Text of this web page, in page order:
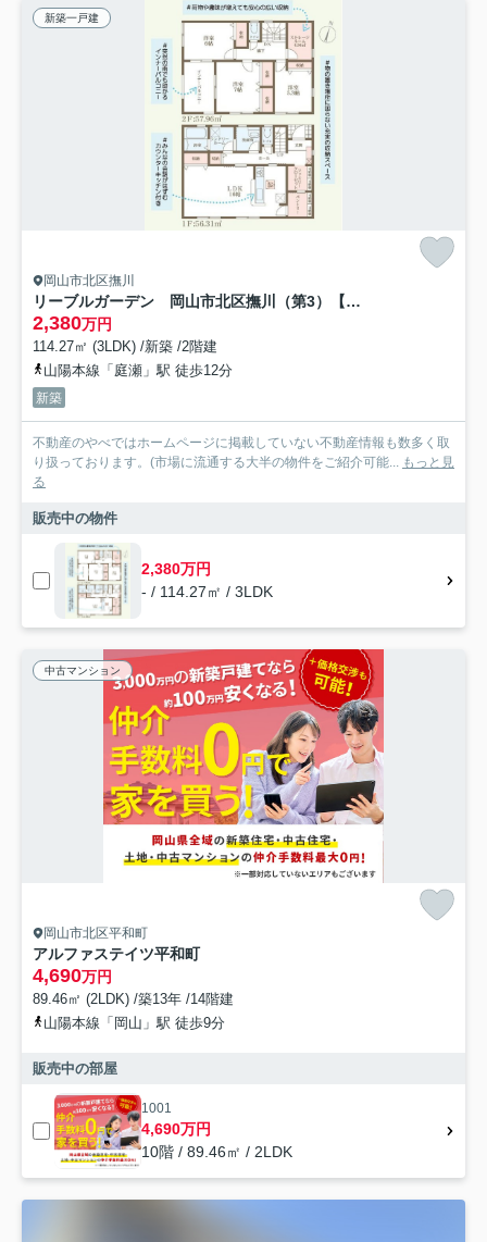
新築一戸建
岡山市北区撫川
リーブルガーデン 岡山市北区撫川（第3）【仲介手数料無料】
2,380万円
114.27㎡ (3LDK) /新築 /2階建
山陽本線「庭瀬」駅 徒歩12分
新築
不動産のやべではホームページに掲載していない不動産情報も数多く取
り扱っております。(市場に流通する大半の物件をご紹介可能... もっと見
る
販売中の物件
2,380万円
- / 114.27㎡ / 3LDK
中古マンション
岡山市北区平和町
アルファステイツ平和町
4,690万円
89.46㎡ (2LDK) /築13年 /14階建
山陽本線「岡山」駅 徒歩9分
販売中の部屋
1001
4,690万円
10階 / 89.46㎡ / 2LDK